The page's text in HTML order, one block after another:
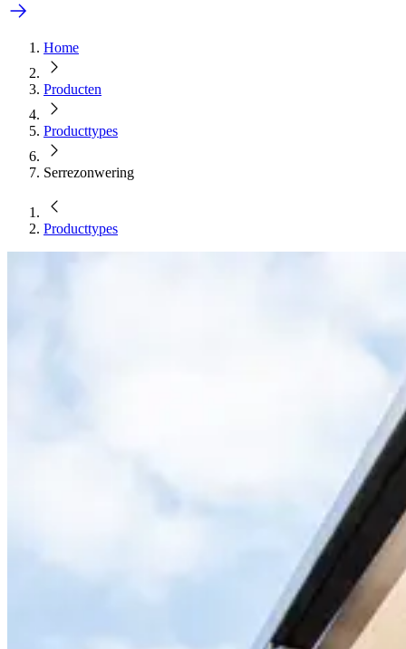
Home
Producten
Producttypes
Serrezonwering
Producttypes